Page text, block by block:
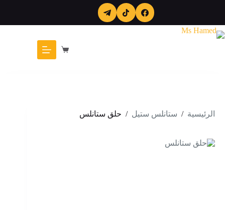
عربة
التسوق
الرئيسية / ستانلس ستيل / حلق ستانلس